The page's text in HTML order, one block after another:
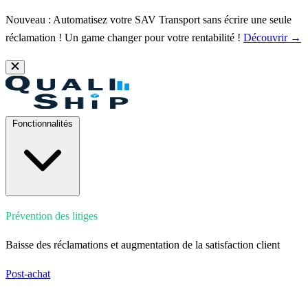
Nouveau : Automatisez votre SAV Transport sans écrire une seule
réclamation ! Un game changer pour votre rentabilité ! Découvrir →
Prévention des litiges
Baisse des réclamations et augmentation de la satisfaction client
Post-achat